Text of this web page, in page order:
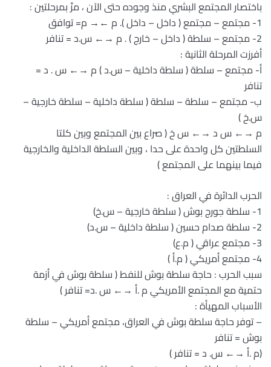
باختصار المجتمع البشري منذ وجوده حتى الآن ، مرَّ بمرحلتين :
1- مجتمع – مجتمع ( داخل – داخل ). م ←→ م= توافق
2- مجتمع – سلطة ( داخل – خارج ) . م →← س.د = تنافر
أفرزت المرحلة الثانية :
أ- مجتمع – سلطة ( سلطة داخلية – س.د ) م →← س . د =
تنافر
ب- مجتمع – سلطة – سلطة ( سلطة داخلية – سلطة خارجية –
س.خ )
م →← س د →← س خ ( صراع بين المجتمع وبين كلتا
السلطتين كل واحدة على حدا ، وبين السلطة الداخلية والخارجية
فيما بينهما على المجتمع )
الحرب الدائرة في العراق :
1- سلطة جورج بوش ( سلطة خارجية – س.خ)
2- سلطة صدام حسين ( سلطة داخلية – س.د)
3- مجتمع عراقي ( م.ع)
4- مجتمع أمريكي ( م.أ )
سبب الحرب : حاجة سلطة بوش للنفط ( سلطة بوش في أزمة
حتمية مع المجتمع الأمريكي م .أ →← س .د= تنافر )
الأسباب المهيأة :
– توفر حاجة سلطة بوش في العراق، مجتمع أمريكي – سلطة
بوش = تنافر
(م .أ →← س. د = تنافر )